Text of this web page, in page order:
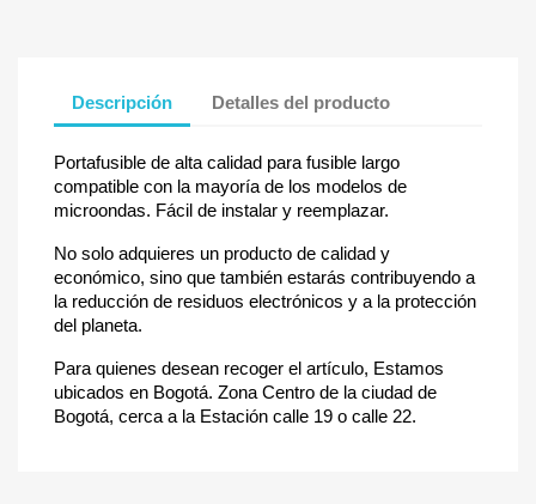
Descripción Detalles del producto
Portafusible de alta calidad para fusible largo
compatible con la mayoría de los modelos de
microondas. Fácil de instalar y reemplazar.
No solo adquieres un producto de calidad y
económico, sino que también estarás contribuyendo a
la reducción de residuos electrónicos y a la protección
del planeta.
Para quienes desean recoger el artículo, Estamos
ubicados en Bogotá. Zona Centro de la ciudad de
Bogotá, cerca a la Estación calle 19 o calle 22.